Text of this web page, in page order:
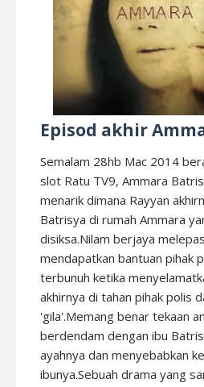
Episod akhir
Semalam 28hb Mac 2014
slot Ratu TV9, Ammara
menarik dimana Rayyan
Batrisya di rumah Ammara
disiksa.Nilam berjaya
mendapatkan bantuan pihak
terbunuh ketika
akhirnya di tahan pihak polis
'gila'.Memang benar tekaan
berdendam dengan ibu
ayahnya dan menyebabkan
ibunya.Sebuah drama yang